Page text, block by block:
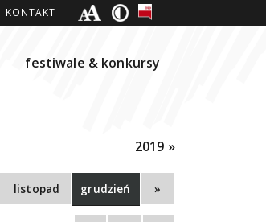
KONTAKT
festiwale & konkursy
2019 »
listopad grudzień »